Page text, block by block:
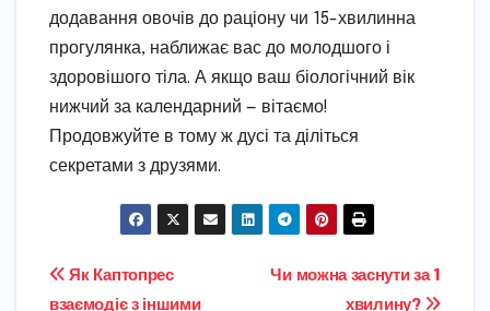
додавання овочів до раціону чи 15-хвилинна
прогулянка, наближає вас до молодшого і
здоровішого тіла. А якщо ваш біологічний вік
нижчий за календарний — вітаємо!
Продовжуйте в тому ж дусі та діліться
секретами з друзями.
Навігація
Чи можна заснути за 1
хвилину?
Як Каптопрес
взаємодіє з іншими